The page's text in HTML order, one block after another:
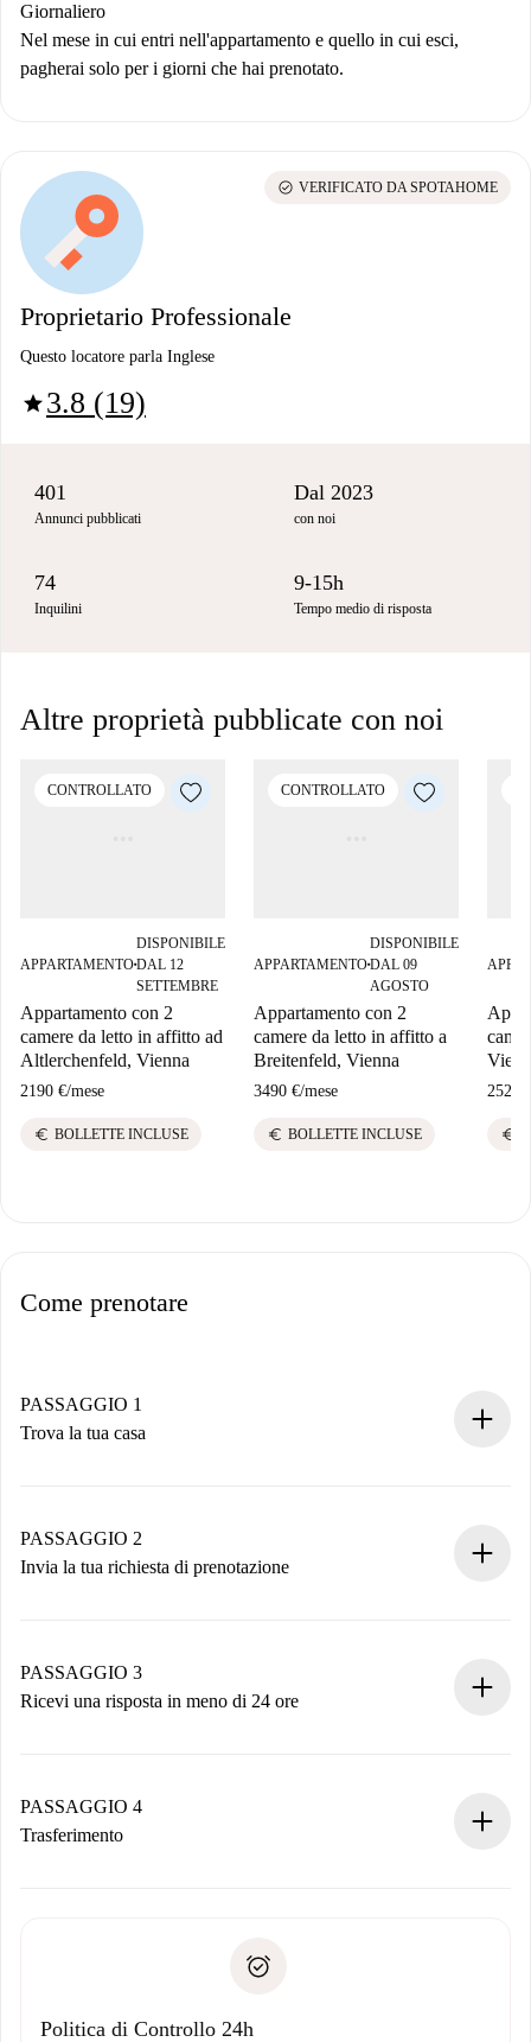
Giornaliero
Nel mese in cui entri nell'appartamento e quello in cui esci,
pagherai solo per i giorni che hai prenotato.
Proprietario Professionale
Questo locatore parla Inglese
star3.8 (19)
check_circle VERIFICATO DA SPOTAHOME
401
Annunci pubblicati
Dal 2023
con noi
74
Inquilini
9-15h
Tempo medio di risposta
Altre proprietà pubblicate con noi
CONTROLLATO
APPARTAMENTO■
DISPONIBILE
DAL 12
SETTEMBRE
Appartamento con 2
camere da letto in affitto ad
Altlerchenfeld, Vienna
2190 €/mese
euro BOLLETTE INCLUSE
CONTROLLATO
APPARTAMENTO■
DISPONIBILE
DAL 09
AGOSTO
Appartamento con 2
camere da letto in affitto a
Breitenfeld, Vienna
3490 €/mese
euro BOLLETTE INCLUSE
2520
euro
Come prenotare
PASSAGGIO 1
Trova la tua casa
Hai tutte le informazioni necessarie in anticipo.
PASSAGGIO 2
Invia la tua richiesta di prenotazione
non accetta.
PASSAGGIO 3
Ricevi una risposta in meno di 24 ore
contatto con il proprietario.
Se rifiutata: non ti addebiteremo nulla e ti proporremo
Domiciliazione del pagamento
PASSAGGIO 4
Trasferimento
solo se non segnali problemi.
Politica di Controllo 24h